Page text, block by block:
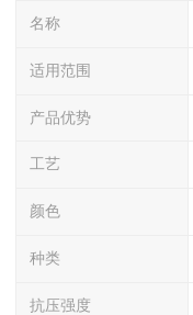
名称
适用范围
产品优势
工艺
颜色
种类
抗压强度